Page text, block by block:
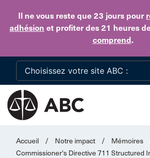
Il ne vous reste que 23 jours pour
adhésion et profiter des 21 heures
comprend.
Skip
Accueil / Notre impact / Mémoires
Commissioner's Directive 711 Structured